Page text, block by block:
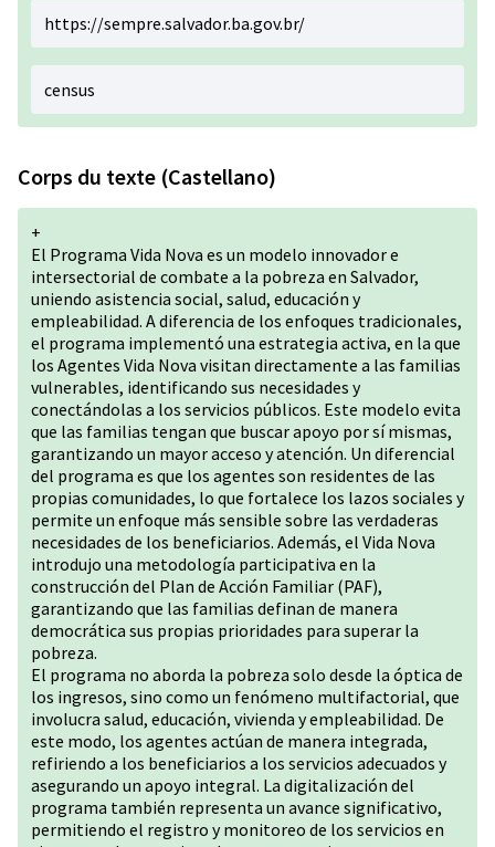
https://sempre.salvador.ba.gov.br/
census
Corps du texte (Castellano)
+
El Programa Vida Nova es un modelo innovador e
intersectorial de combate a la pobreza en Salvador,
uniendo asistencia social, salud, educación y
empleabilidad. A diferencia de los enfoques tradicionales,
el programa implementó una estrategia activa, en la que
los Agentes Vida Nova visitan directamente a las familias
vulnerables, identificando sus necesidades y
conectándolas a los servicios públicos. Este modelo evita
que las familias tengan que buscar apoyo por sí mismas,
garantizando un mayor acceso y atención. Un diferencial
del programa es que los agentes son residentes de las
propias comunidades, lo que fortalece los lazos sociales y
permite un enfoque más sensible sobre las verdaderas
necesidades de los beneficiarios. Además, el Vida Nova
introdujo una metodología participativa en la
construcción del Plan de Acción Familiar (PAF),
garantizando que las familias definan de manera
democrática sus propias prioridades para superar la
pobreza.
El programa no aborda la pobreza solo desde la óptica de
los ingresos, sino como un fenómeno multifactorial, que
involucra salud, educación, vivienda y empleabilidad. De
este modo, los agentes actúan de manera integrada,
refiriendo a los beneficiarios a los servicios adecuados y
asegurando un apoyo integral. La digitalización del
programa también representa un avance significativo,
permitiendo el registro y monitoreo de los servicios en